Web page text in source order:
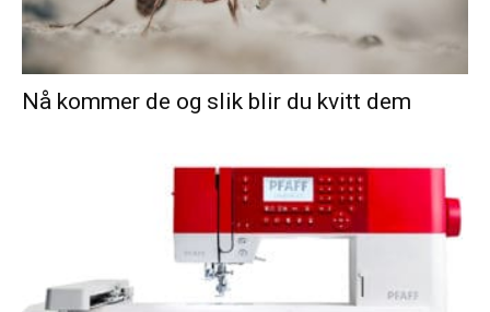
Nå kommer de og slik blir du kvitt dem